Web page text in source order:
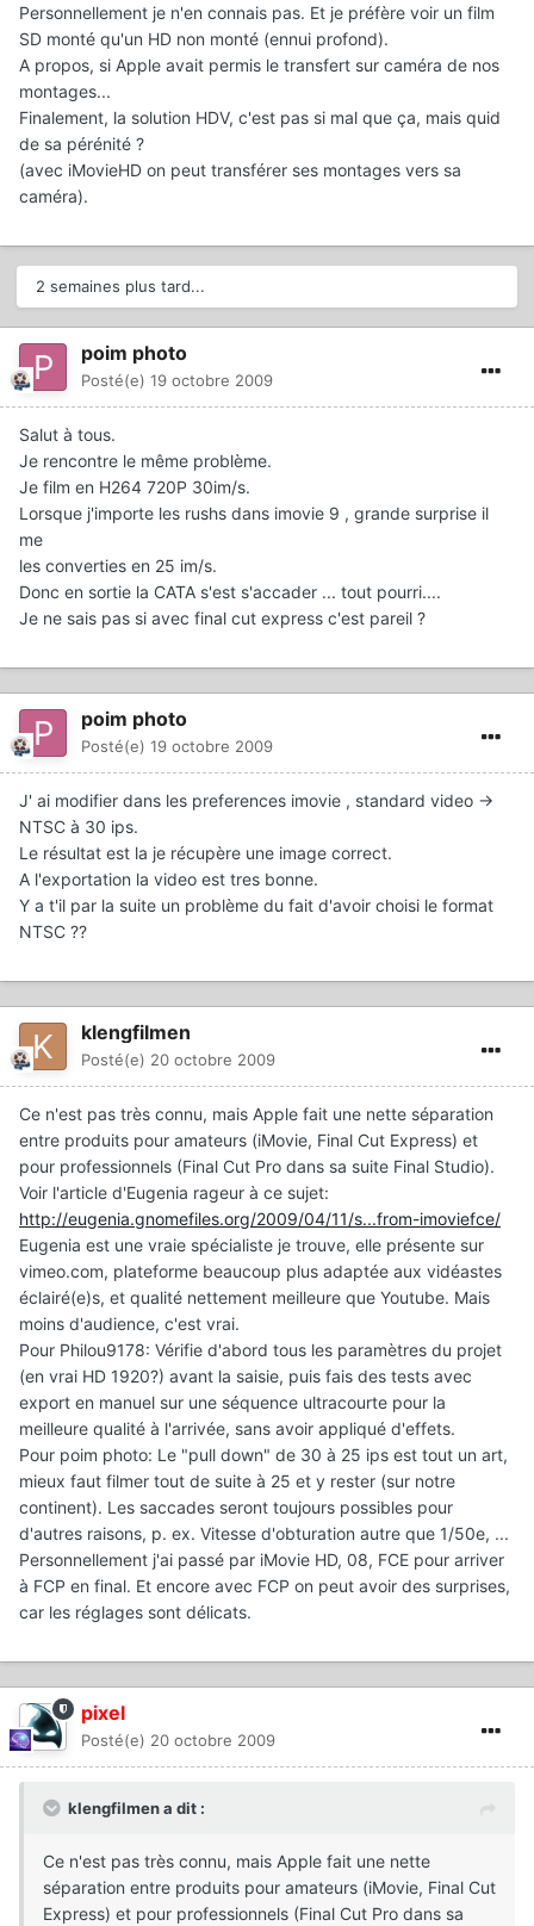
Personnellement je n'en connais pas. Et je préfère voir un film
SD monté qu'un HD non monté (ennui profond).
A propos, si Apple avait permis le transfert sur caméra de nos
montages...
Finalement, la solution HDV, c'est pas si mal que ça, mais quid
de sa pérénité ?
(avec iMovieHD on peut transférer ses montages vers sa
caméra).
2 semaines plus tard...
poim photo
Posté(e) 19 octobre 2009
Salut à tous.
Je rencontre le même problème.
Je film en H264 720P 30im/s.
Lorsque j'importe les rushs dans imovie 9 , grande surprise il
me
les converties en 25 im/s.
Donc en sortie la CATA s'est s'accader ... tout pourri....
Je ne sais pas si avec final cut express c'est pareil ?
poim photo
Posté(e) 19 octobre 2009
J' ai modifier dans les preferences imovie , standard video ->
NTSC à 30 ips.
Le résultat est la je récupère une image correct.
A l'exportation la video est tres bonne.
Y a t'il par la suite un problème du fait d'avoir choisi le format
NTSC ??
klengfilmen
Posté(e) 20 octobre 2009
Ce n'est pas très connu, mais Apple fait une nette séparation
entre produits pour amateurs (iMovie, Final Cut Express) et
pour professionnels (Final Cut Pro dans sa suite Final Studio).
Voir l'article d'Eugenia rageur à ce sujet:
http://eugenia.gnomefiles.org/2009/04/11/s...from-imoviefce/
Eugenia est une vraie spécialiste je trouve, elle présente sur
vimeo.com, plateforme beaucoup plus adaptée aux vidéastes
éclairé(e)s, et qualité nettement meilleure que Youtube. Mais
moins d'audience, c'est vrai.
Pour Philou9178: Vérifie d'abord tous les paramètres du projet
(en vrai HD 1920?) avant la saisie, puis fais des tests avec
export en manuel sur une séquence ultracourte pour la
meilleure qualité à l'arrivée, sans avoir appliqué d'effets.
Pour poim photo: Le "pull down" de 30 à 25 ips est tout un art,
mieux faut filmer tout de suite à 25 et y rester (sur notre
continent). Les saccades seront toujours possibles pour
d'autres raisons, p. ex. Vitesse d'obturation autre que 1/50e, ...
Personnellement j'ai passé par iMovie HD, 08, FCE pour arriver
à FCP en final. Et encore avec FCP on peut avoir des surprises,
car les réglages sont délicats.
pixel
Posté(e) 20 octobre 2009
klengfilmen a dit :
Ce n'est pas très connu, mais Apple fait une nette
séparation entre produits pour amateurs (iMovie, Final Cut
Express) et pour professionnels (Final Cut Pro dans sa